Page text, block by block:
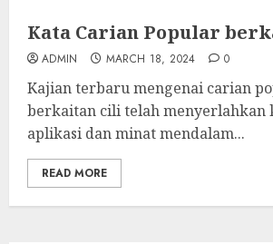
Kata Carian Popular
ADMIN MARCH 18, 2024 0
Kajian terbaru mengenai carian
berkaitan cili telah menyerlahkan
aplikasi dan minat mendalam...
READ MORE